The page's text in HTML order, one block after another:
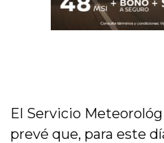
El Servicio
prevé que, para este